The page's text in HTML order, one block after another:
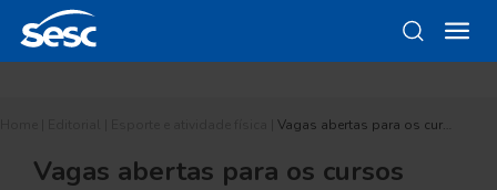
Vagas abertas para os cur…
Vagas abertas para os cursos